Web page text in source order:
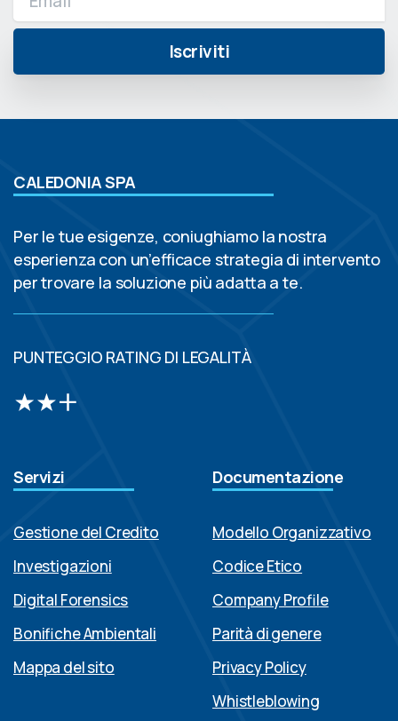
CALEDONIA SPA
Per le tue esigenze, coniughiamo la nostra
esperienza con un’efficace strategia di intervento
per trovare la soluzione più adatta a te.
PUNTEGGIO RATING DI LEGALITÀ
Servizi
Gestione del Credito
Investigazioni
Digital Forensics
Bonifiche Ambientali
Mappa del sito
Documentazione
Modello Organizzativo
Codice Etico
Company Profile
Parità di genere
Privacy Policy
Whistleblowing